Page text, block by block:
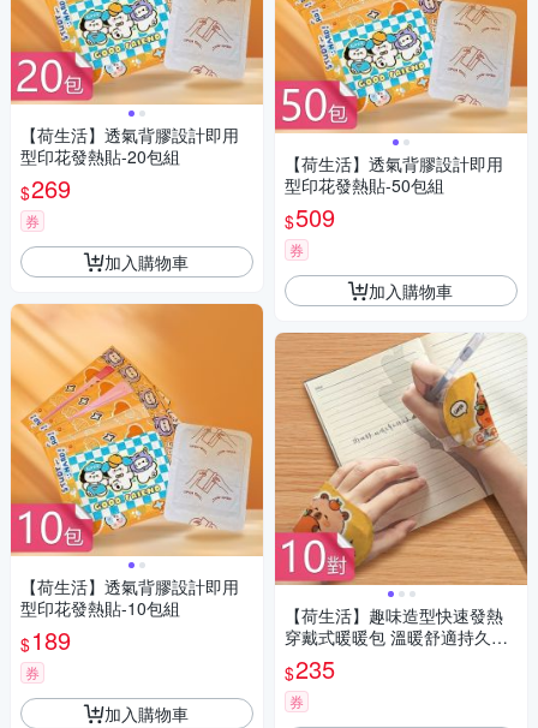
【荷生活】透氣背膠設計即用
型印花發熱貼-20包組
$269
券
加入購物車
【荷生活】透氣背膠設計即用
型印花發熱貼-10包組
$189
券
加入購物車
【荷生活】透氣背膠設計即用
型印花發熱貼-50包組
$509
券
加入購物車
【荷生活】趣味造型快速發熱
穿戴式暖暖包 溫暖舒適持久發
熱手足暖暖包-10對組
$235
券